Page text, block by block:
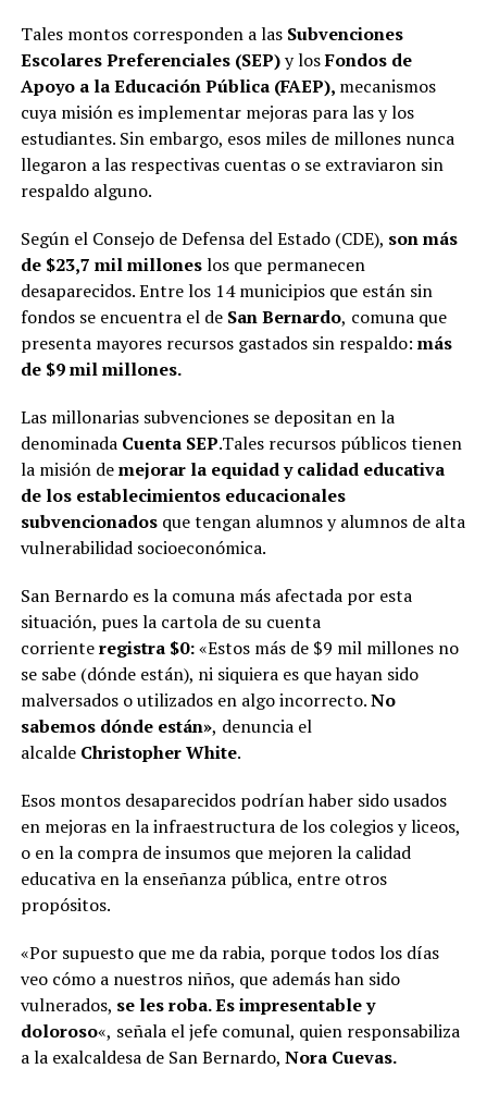
Tales montos corresponden a las Subvenciones
Escolares Preferenciales (SEP)y losFondos de
Apoyo a la Educación Pública (FAEP), mecanismos
cuya misión es implementar mejoras para las y los
estudiantes. Sin embargo, esos miles de millones nunca
llegaron a las respectivas cuentas o se extraviaron sin
respaldo alguno.
Según el Consejo de Defensa del Estado (CDE), son más
de $23,7 mil milloneslos que permanecen
desaparecidos. Entre los 14 municipios que están sin
fondos se encuentra el de San Bernardo, comuna que
presenta mayores recursos gastados sin respaldo: más
de $9 mil millones.
Las millonarias subvenciones se depositan en la
denominada Cuenta SEP.Tales recursos públicos tienen
la misión demejorar la equidad y calidad educativa
de los establecimientos educacionales
subvencionadosque tengan alumnos y alumnos de alta
vulnerabilidad socioeconómica.
San Bernardo es la comuna más afectada por esta
situación, pues la cartola de su cuenta
corrienteregistra $0:«Estos más de $9 mil millones no
se sabe (dónde están), ni siquiera es que hayan sido
malversados o utilizados en algo incorrecto.No
sabemos dónde están», denuncia el
alcalde Christopher White.
Esos montos desaparecidos podrían haber sido usados
en mejoras en la infraestructura de los colegios y liceos,
o en la compra de insumos que mejoren la calidad
educativa en la enseñanza pública, entre otros
propósitos.
«Por supuesto que me da rabia, porque todos los días
veo cómo a nuestros niños, que además han sido
vulnerados, se les roba.Es impresentable y
doloroso«, señala el jefe comunal, quien responsabiliza
a la exalcaldesa de San Bernardo, Nora Cuevas.